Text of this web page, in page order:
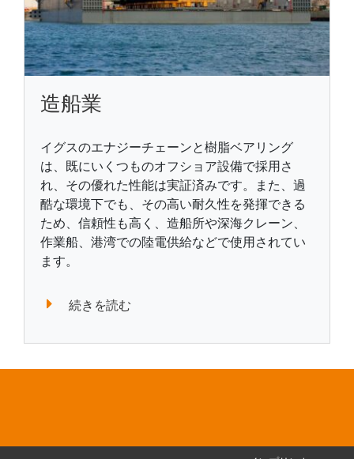
造船業
イグスのエナジーチェーンと樹脂ベアリング
は、既にいくつものオフショア設備で採用さ
れ、その優れた性能は実証済みです。また、過
酷な環境下でも、その高い耐久性を発揮できる
ため、信頼性も高く、造船所や深海クレーン、
作業船、港湾での陸電供給などで使用されてい
ます。
続きを読む